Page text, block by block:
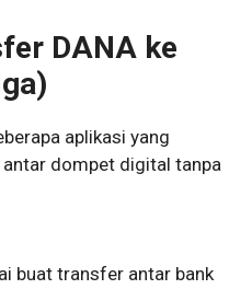
DANA ke
aplikasi yang
dompet digital tanpa
buat transfer antar bank